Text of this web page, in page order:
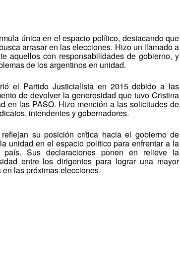
única en el espacio político, destacando que
arrasar en las elecciones. Hizo un llamado a
aquellos con responsabilidades de gobierno, y
de los argentinos en unidad.
el Partido Justicialista en 2015 debido a las
de devolver la generosidad que tuvo Cristina
en las PASO. Hizo mención a las solicitudes de
intendentes y gobernadores.
su posición crítica hacia el gobierno de
unidad en el espacio político para enfrentar a la
Sus declaraciones ponen en relieve la
entre los dirigentes para lograr una mayor
las próximas elecciones.